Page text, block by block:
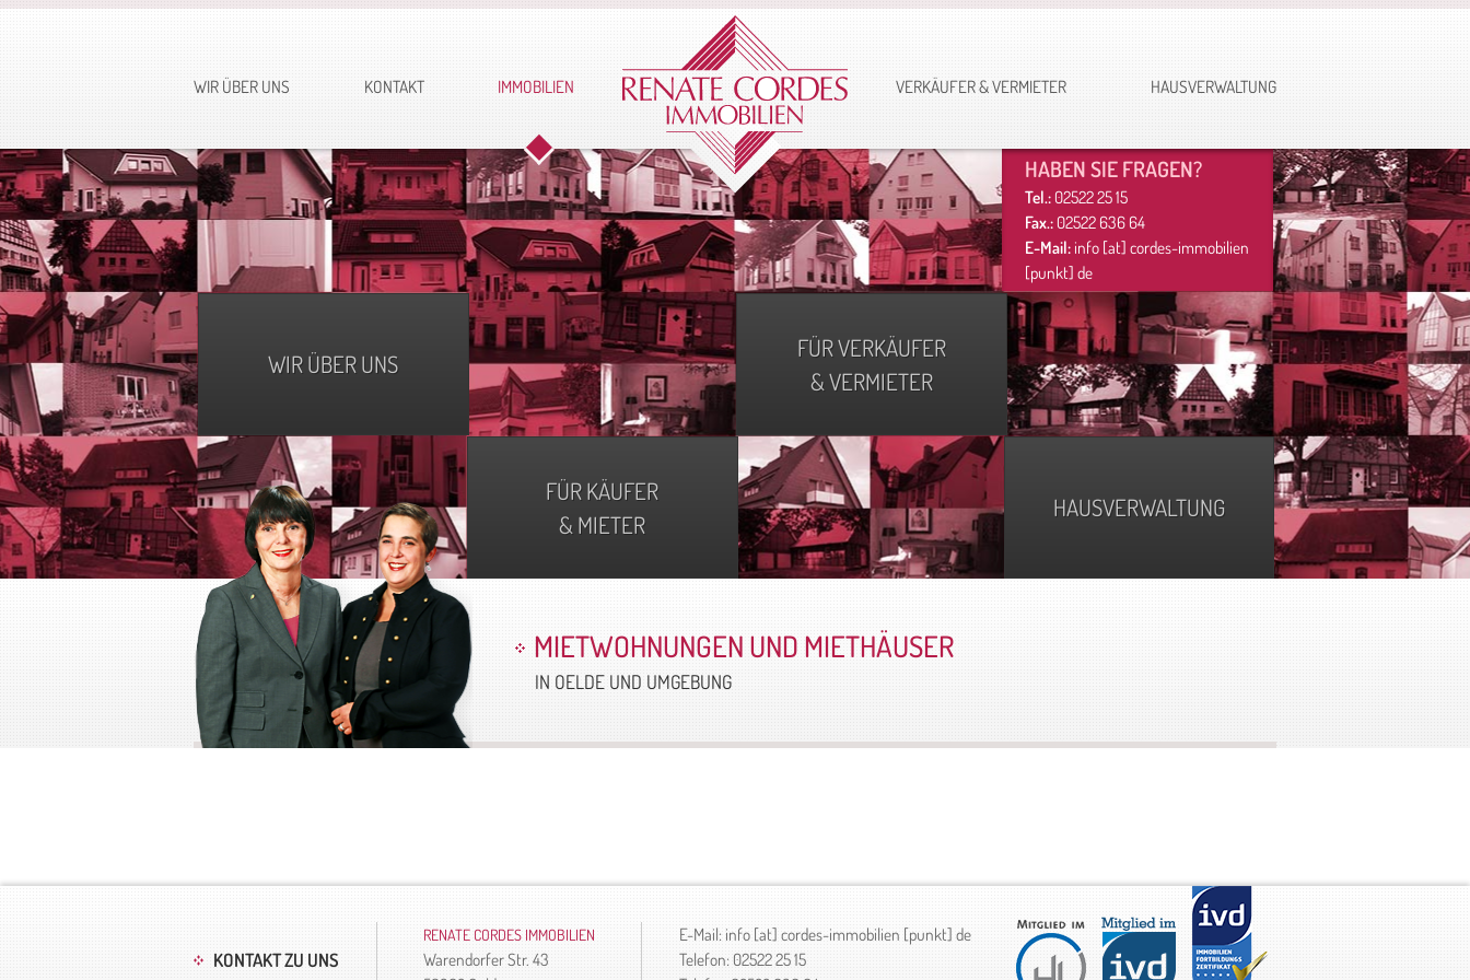
WIR ÜBER UNS KONTAKT IMMOBILIEN VERKÄUFER & VERMIETER HAUSVERWALTUNG
HABEN SIE FRAGEN?
Tel.: 02522 25 15
Fax.: 02522 636 64
E-Mail: info [at]cordes-immobilien
[punkt] de
WIR ÜBER UNS
FÜR KÄUFER
& MIETER
FÜR VERKÄUFER
& VERMIETER
HAUSVERWALTUNG
MIETWOHNUNGEN UND MIETHÄUSER
IN OELDE UND UMGEBUNG
KONTAKT ZU UNS
RENATE CORDES IMMOBILIEN
Warendorfer Str. 43
E-Mail: info [at]cordes-immobilien [punkt] de
Telefon: 02522 25 15